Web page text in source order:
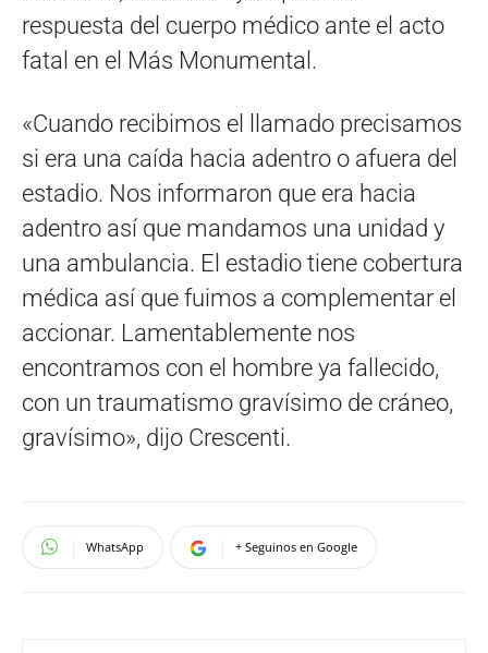
respuesta del cuerpo médico ante el acto
fatal en el Más Monumental.
«Cuando recibimos el llamado precisamos
si era una caída hacia adentro o afuera del
estadio. Nos informaron que era hacia
adentro así que mandamos una unidad y
una ambulancia. El estadio tiene cobertura
médica así que fuimos a complementar el
accionar. Lamentablemente nos
encontramos con el hombre ya fallecido,
con un traumatismo gravísimo de cráneo,
gravísimo», dijo Crescenti.
WhatsApp + Seguinos en Google